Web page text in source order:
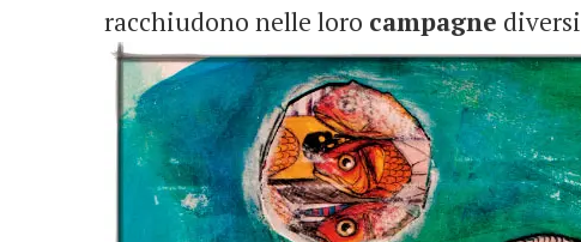
racchiudono nelle loro campagne diversi